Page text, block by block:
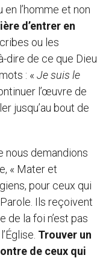
l’homme et non
d’entrer en
ou les
dire de ce que Dieu
: « Je suis le
l’œuvre de
jusqu’au bout de
nous demandions
« Mater et
pour ceux qui
Ils reçoivent
de la foi n’est pas
Trouver un
de ceux qui